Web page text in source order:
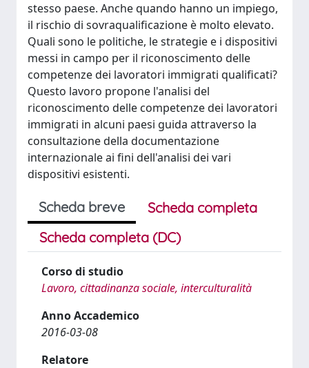
stesso paese. Anche quando hanno un impiego,
il rischio di sovraqualificazione è molto elevato.
Quali sono le politiche, le strategie e i dispositivi
messi in campo per il riconoscimento delle
competenze dei lavoratori immigrati qualificati?
Questo lavoro propone l'analisi del
riconoscimento delle competenze dei lavoratori
immigrati in alcuni paesi guida attraverso la
consultazione della documentazione
internazionale ai fini dell'analisi dei vari
dispositivi esistenti.
Scheda breve
Scheda completa
Scheda completa (DC)
Corso di studio
Lavoro, cittadinanza sociale, interculturalità
Anno Accademico
2016-03-08
Relatore